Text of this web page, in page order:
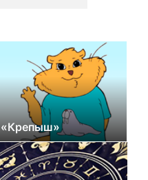
«Крепыш»